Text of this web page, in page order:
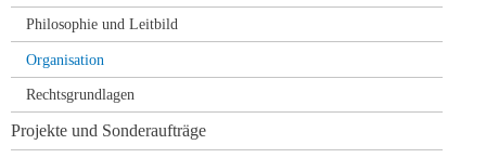
Philosophie und Leitbild
Organisation
Rechtsgrundlagen
Projekte und Sonderaufträge